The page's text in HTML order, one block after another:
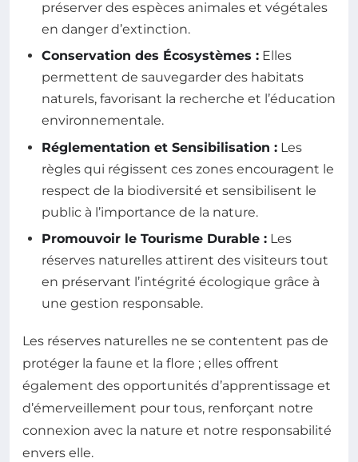
préserver des espèces animales et végétales
en danger d’extinction.
Conservation des Écosystèmes : Elles
permettent de sauvegarder des habitats
naturels, favorisant la recherche et l’éducation
environnementale.
Réglementation et Sensibilisation : Les
règles qui régissent ces zones encouragent le
respect de la biodiversité et sensibilisent le
public à l’importance de la nature.
Promouvoir le Tourisme Durable : Les
réserves naturelles attirent des visiteurs tout
en préservant l’intégrité écologique grâce à
une gestion responsable.
Les réserves naturelles ne se contentent pas de
protéger la faune et la flore ; elles offrent
également des opportunités d’apprentissage et
d’émerveillement pour tous, renforçant notre
connexion avec la nature et notre responsabilité
envers elle.